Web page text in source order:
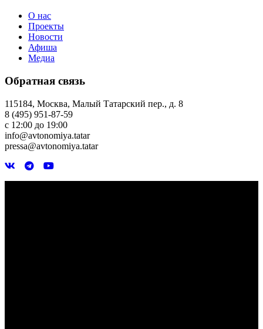
О нас
Проекты
Новости
Афиша
Медиа
Обратная связь
115184, Москва, Малый Татарский пер., д. 8
8 (495) 951-87-59
с 12:00 до 19:00
info@avtonomiya.tatar
pressa@avtonomiya.tatar